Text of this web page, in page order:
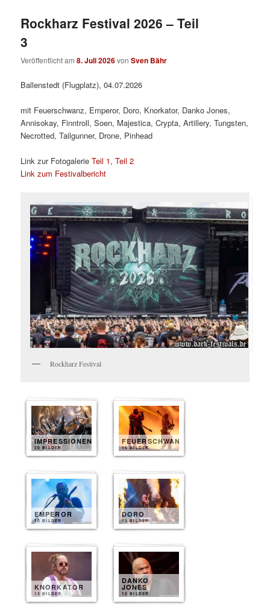
Rockharz Festival 2026 – Teil
3
Veröffentlicht am8. Juli 2026vonSven Bähr
Ballenstedt (Flugplatz), 04.07.2026
mit Feuerschwanz, Emperor, Doro, Knorkator, Danko Jones,
Annisokay, Finntroll, Soen, Majestica, Crypta, Artillery, Tungsten,
Necrotted, Tailgunner, Drone, Pinhead
Link zur FotogalerieTeil 1,Teil 2
Link zum Festivalbericht
Rockharz Festival
IMPRESSIONEN
20 BILDER
FEUERSCHWANZ
15 BILDER
EMPEROR
10 BILDER
DORO
13 BILDER
KNORKATOR
13 BILDER
DANKO
JONES
12 BILDER